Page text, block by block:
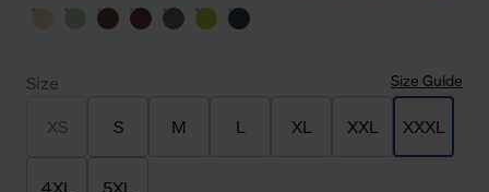
Size Size Guide
XS S M L XL XXL XXXL